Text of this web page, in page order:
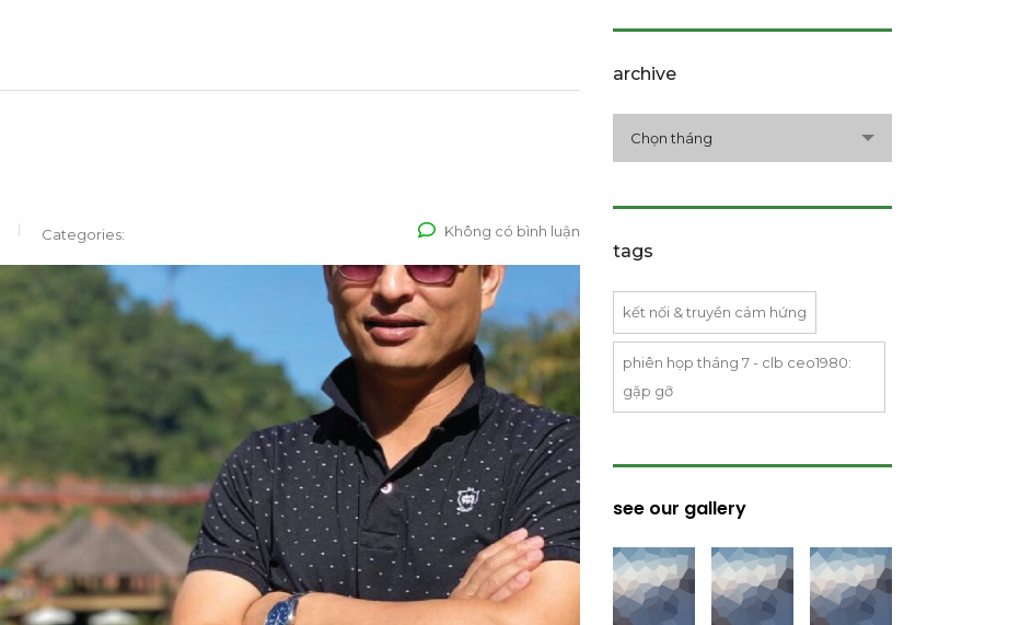
Categories: Không có bình luận
archive
Chọn tháng
tags
kết nối & truyền cảm hứng
phiên họp tháng 7 - clb ceo1980:
gặp gỡ
see our gallery